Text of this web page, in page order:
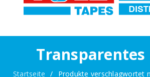
Transparentes
Startseite /
Produkte verschlagwortet